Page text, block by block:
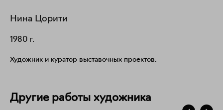
Нина Цорити
1980 г.
Художник и куратор выставочных проектов.
Другие работы художника